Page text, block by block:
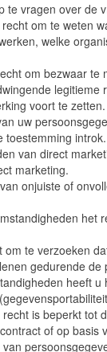
vragen over
om te weten
welke
om bezwaar
voort te
uw
toestemming introk.
van direct
marketing.
onjuiste of
te verzoeken
gedurende
heeft
is beperkt
of op basis